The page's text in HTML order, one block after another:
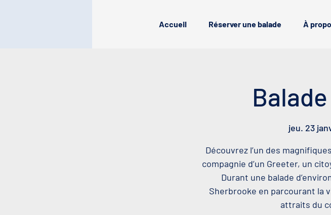
Accueil Réserver une balade À
jeu. 23
Découvrez l’un des
compagnie d’un Greeter, un
Durant une balade
Sherbrooke en parcourant la
attraits du